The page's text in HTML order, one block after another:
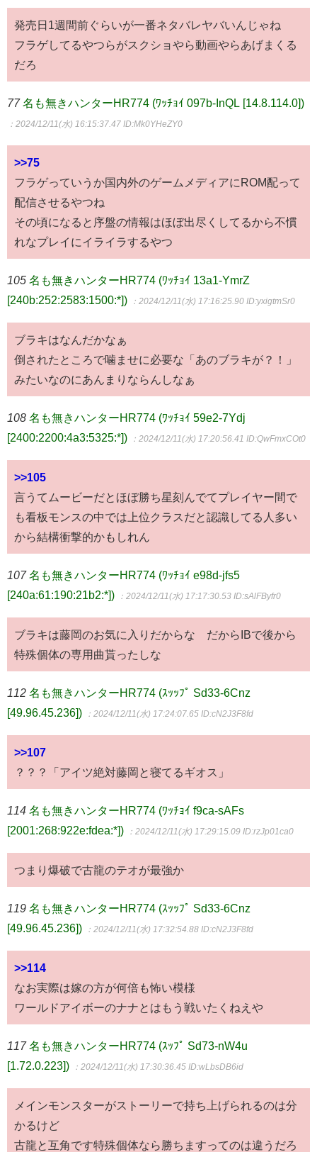
発売日1週間前ぐらいが一番ネタバレヤバいんじゃね
フラゲしてるやつらがスクショやら動画やらあげまくる
だろ
77 名も無きハンターHR774 (ﾜｯﾁｮｲ 097b-InQL [14.8.114.0])
：2024/12/11(水) 16:15:37.47 ID:Mk0YHeZY0
>>75
フラゲっていうか国内外のゲームメディアにROM配って
配信させるやつね
その頃になると序盤の情報はほぼ出尽くしてるから不慣
れなプレイにイライラするやつ
105 名も無きハンターHR774 (ﾜｯﾁｮｲ 13a1-YmrZ
[240b:252:2583:1500:*])
：2024/12/11(水) 17:16:25.90 ID:yxigtmSr0
ブラキはなんだかなぁ
倒されたところで噛ませに必要な「あのブラキが？！」
みたいなのにあんまりならんしなぁ
108 名も無きハンターHR774 (ﾜｯﾁｮｲ 59e2-7Ydj
[2400:2200:4a3:5325:*])
：2024/12/11(水) 17:20:56.41 ID:QwFmxCOt0
>>105
言うてムービーだとほぼ勝ち星刻んでてプレイヤー間で
も看板モンスの中では上位クラスだと認識してる人多い
から結構衝撃的かもしれん
107 名も無きハンターHR774 (ﾜｯﾁｮｲ e98d-jfs5
[240a:61:190:21b2:*])
：2024/12/11(水) 17:17:30.53 ID:sAlFByfr0
ブラキは藤岡のお気に入りだからな だからIBで後から
特殊個体の専用曲貰ったしな
112 名も無きハンターHR774 (ｽｯｯﾌﾟ Sd33-6Cnz
[49.96.45.236])
：2024/12/11(水) 17:24:07.65 ID:cN2J3F8fd
>>107
？？？「アイツ絶対藤岡と寝てるギオス」
114 名も無きハンターHR774 (ﾜｯﾁｮｲ f9ca-sAFs
[2001:268:922e:fdea:*])
：2024/12/11(水) 17:29:15.09 ID:rzJp01ca0
つまり爆破で古龍のテオが最強か
119 名も無きハンターHR774 (ｽｯｯﾌﾟ Sd33-6Cnz
[49.96.45.236])
：2024/12/11(水) 17:32:54.88 ID:cN2J3F8fd
>>114
なお実際は嫁の方が何倍も怖い模様
ワールドアイボーのナナとはもう戦いたくねえや
117 名も無きハンターHR774 (ｽｯﾌﾟ Sd73-nW4u
[1.72.0.223])
：2024/12/11(水) 17:30:36.45 ID:wLbsDB6id
メインモンスターがストーリーで持ち上げられるのは分
かるけど
古龍と互角です特殊個体なら勝ちますってのは違うだろ